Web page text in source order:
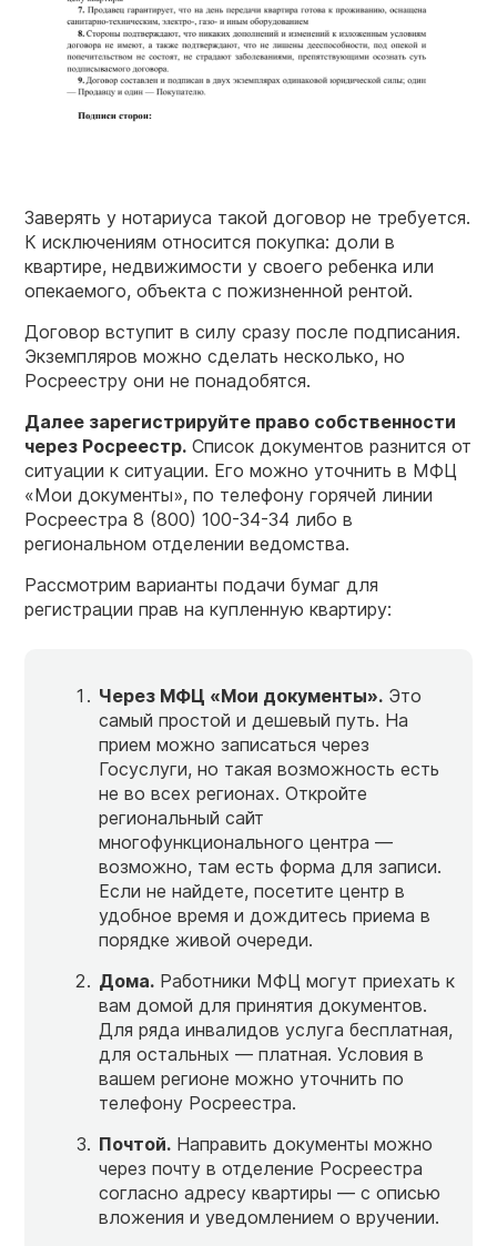
Заверять у нотариуса такой договор не требуется.
К исключениям относится покупка: доли в
квартире, недвижимости у своего ребенка или
опекаемого, объекта с пожизненной рентой.
Договор вступит в силу сразу после подписания.
Экземпляров можно сделать несколько, но
Росреестру они не понадобятся.
Далее зарегистрируйте право собственности
через Росреестр. Список документов разнится от
ситуации к ситуации. Его можно уточнить в МФЦ
«Мои документы», по телефону горячей линии
Росреестра 8 (800) 100-34-34 либо в
региональном отделении ведомства.
Рассмотрим варианты подачи бумаг для
регистрации прав на купленную квартиру:
Через МФЦ «Мои документы». Это
самый простой и дешевый путь. На
прием можно записаться через
Госуслуги, но такая возможность есть
не во всех регионах. Откройте
региональный сайт
многофункционального центра —
возможно, там есть форма для записи.
Если не найдете, посетите центр в
удобное время и дождитесь приема в
порядке живой очереди.
Дома. Работники МФЦ могут приехать к
вам домой для принятия документов.
Для ряда инвалидов услуга бесплатная,
для остальных — платная. Условия в
вашем регионе можно уточнить по
телефону Росреестра.
Почтой. Направить документы можно
через почту в отделение Росреестра
согласно адресу квартиры — с описью
вложения и уведомлением о вручении.